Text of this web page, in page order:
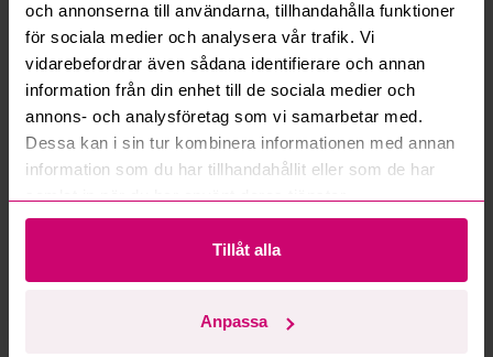
och annonserna till användarna, tillhandahålla funktioner
för sociala medier och analysera vår trafik. Vi
vidarebefordrar även sådana identifierare och annan
information från din enhet till de sociala medier och
annons- och analysföretag som vi samarbetar med.
Dessa kan i sin tur kombinera informationen med annan
information som du har tillhandahållit eller som de har
Tillåt alla
Anpassa
Stockholm 1d 4h
6 550 kr ·54 bud
Stockholm 1d 3h
st. fåtöljer Homeline
3 800 kr ·53 bud